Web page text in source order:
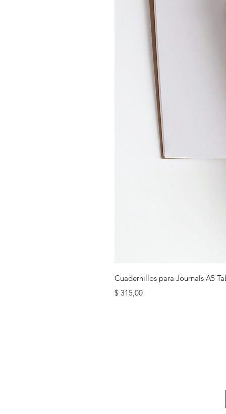
Cuadernillos para Journals A5
Precio
$ 315,00